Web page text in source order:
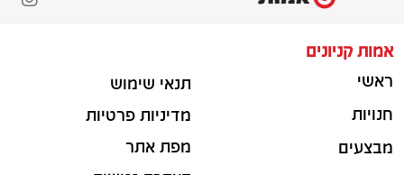
אמות קניונים
ראשי
חנויות
מבצעים
תנאי שימוש
מדיניות פרטיות
מפת אתר